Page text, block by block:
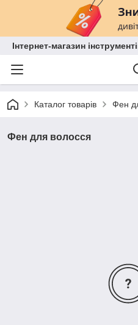
Інтернет-магазин
Каталог товарів Фен
Фен для волосся